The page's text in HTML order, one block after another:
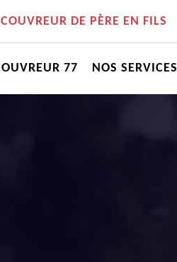
COUVREUR DE PÈRE EN FILS
77 NOS SERVICES